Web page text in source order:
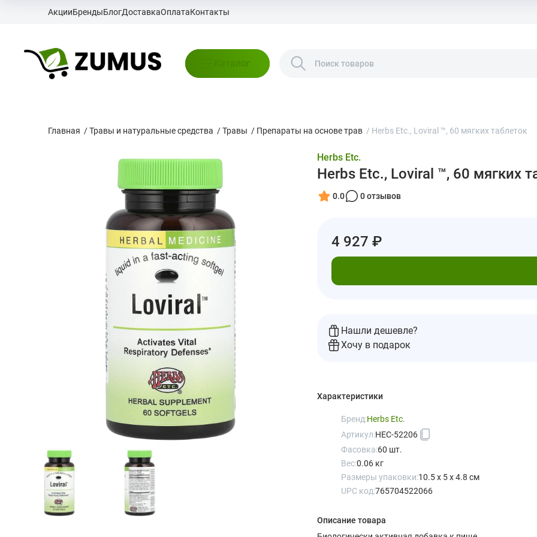
АкцииБрендыБлогДоставкаОплатаКонтакты
Каталог
Главная /Травы и натуральные средства /Травы / Препараты на основе трав / Herbs Etc., Loviral ™, 60 мягких таблеток
Herbs Etc.
Herbs Etc., Loviral ™, 60 мягких
0.0 0 отзывов
4 927 ₽
Нашли дешевле?
Хочу в подарок
Характеристики
Бренд:Herbs Etc.
Артикул:HEC-52206
Фасовка:60 шт.
Вес:0.06 кг
Размеры упаковки:10.5 x 5 x 4.8 см
UPC код:765704522066
Описание товара